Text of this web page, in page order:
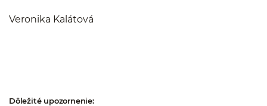
Veronika Kalátová
Dôležité upozornenie: